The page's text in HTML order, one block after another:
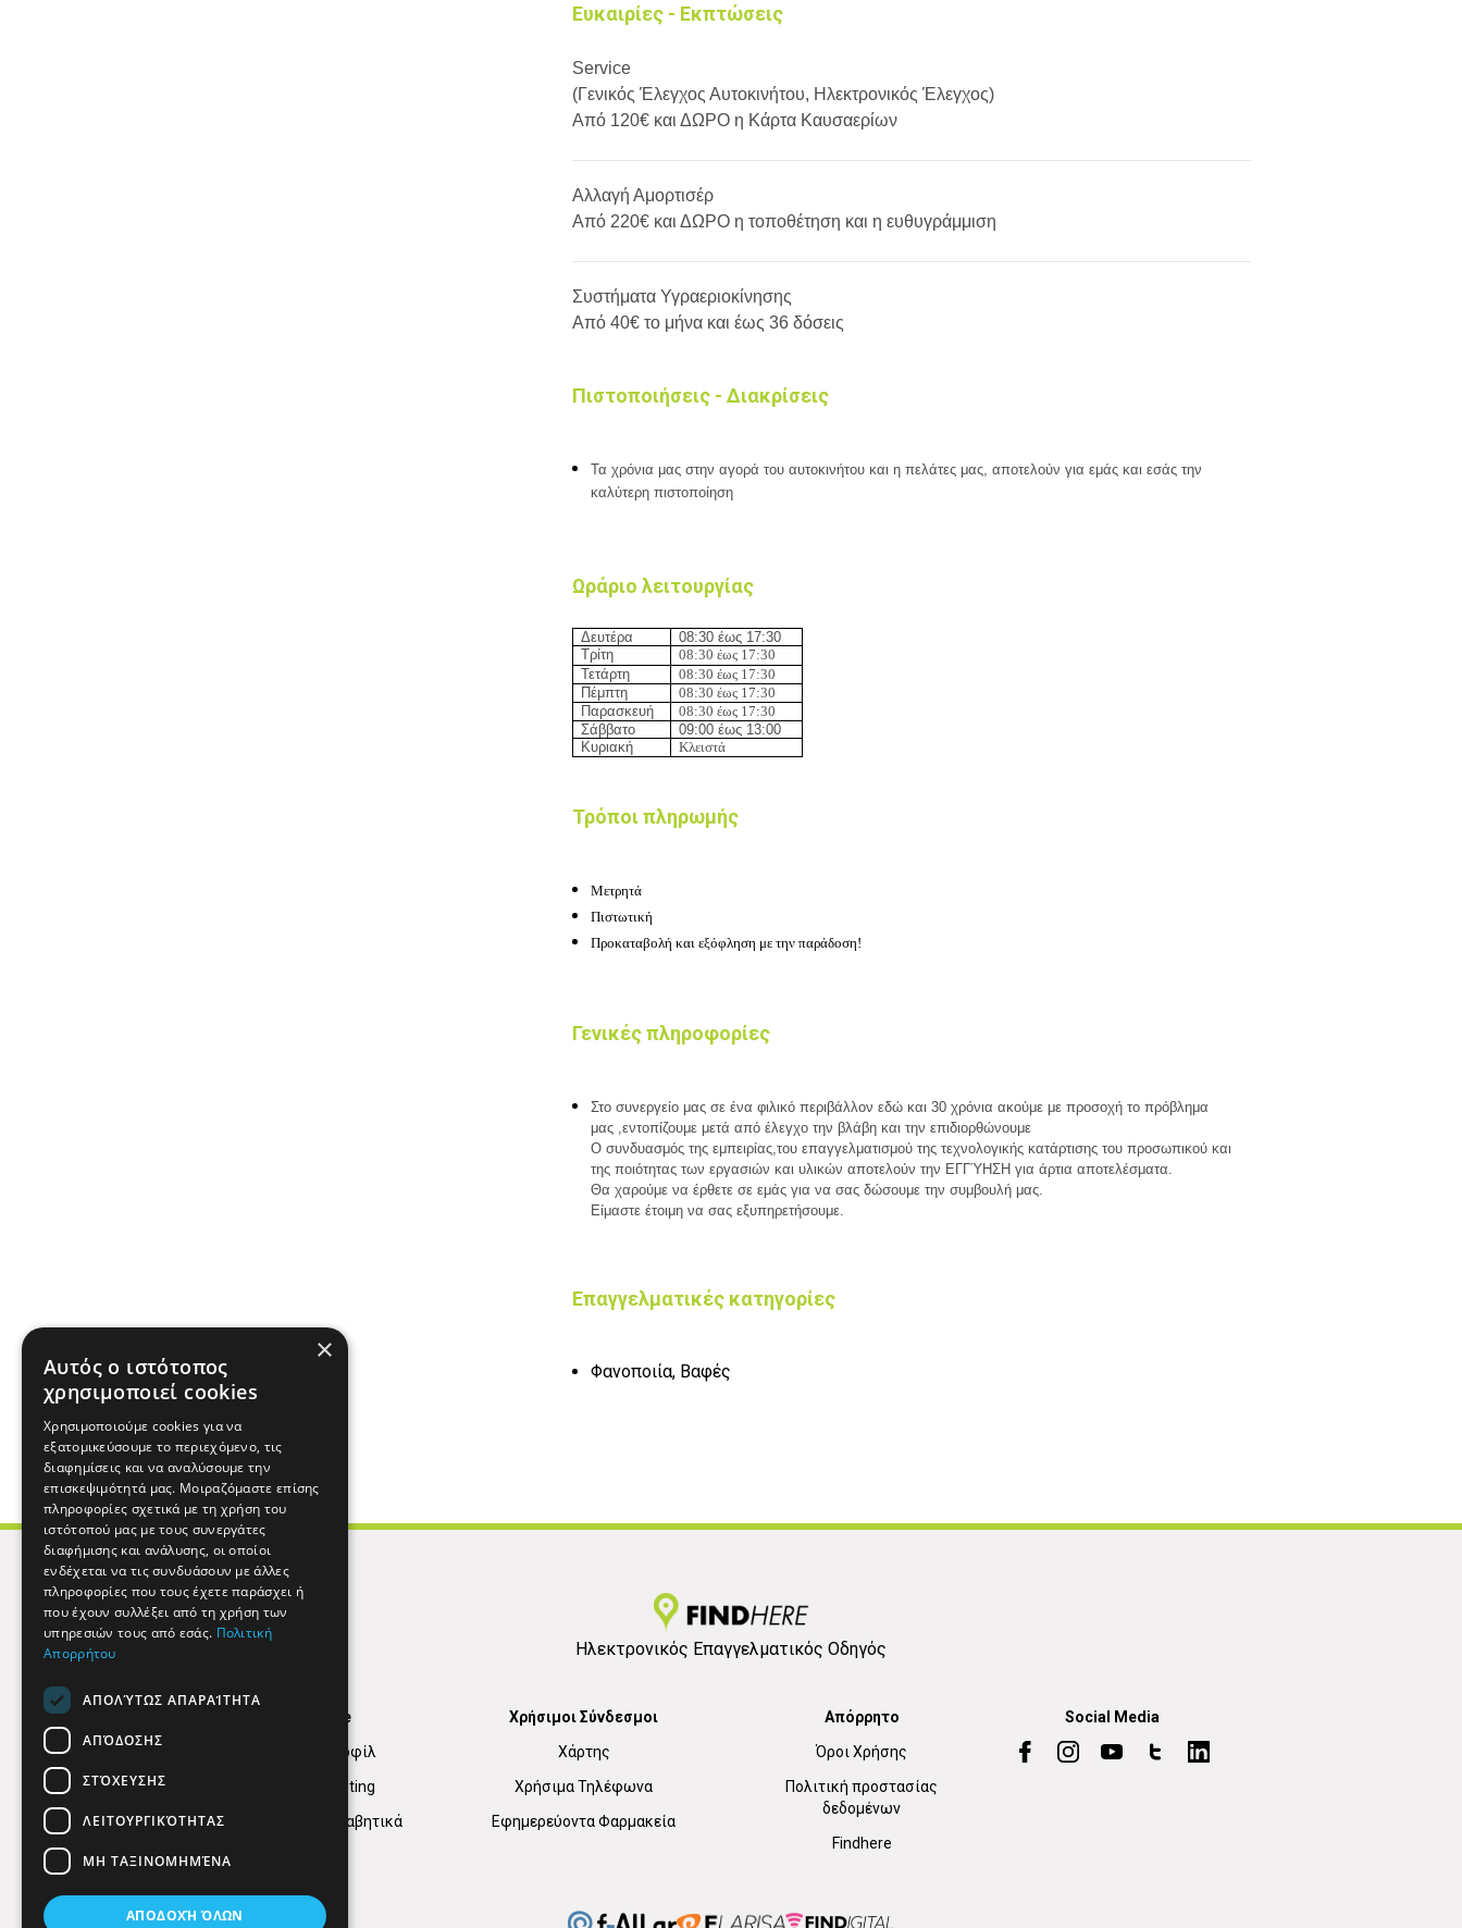
Ευκαιρίες - Εκπτώσεις
Service
(Γενικός Έλεγχος Αυτοκινήτου, Ηλεκτρονικός Έλεγχος)
Από 120€ και ΔΩΡΟ η Κάρτα Καυσαερίων
Αλλαγή Αμορτισέρ
Από 220€ και ΔΩΡΟ η τοποθέτηση και η ευθυγράμμιση
Συστήματα Υγραεριοκίνησης
Από 40€ το μήνα και έως 36 δόσεις
Πιστοποιήσεις - Διακρίσεις
Τα χρόνια μας στην αγορά του αυτοκινήτου και η πελάτες μας, αποτελούν για εμάς και εσάς την
καλύτερη πιστοποίηση
Ωράριο λειτουργίας
Δευτέρα 08:30 έως 17:30
Τρίτη
08:30 έως 17:30
Τετάρτη
08:30 έως 17:30
Πέμπτη
08:30 έως 17:30
Παρασκευή
08:30 έως 17:30
Σάββατο
09:00 έως 13:00
Κυριακή
Κλειστά
Τρόποι πληρωμής
Μετρητά
Πιστωτική
Προκαταβολή και εξόφληση με την παράδοση!
Γενικές πληροφορίες
Στο συνεργείο μας σε ένα φιλικό περιβάλλον εδώ και 30 χρόνια ακούμε με προσοχή το πρόβλημα
μας ,εντοπίζουμε μετά από έλεγχο την βλάβη και την επιδιορθώνουμε
Ο συνδυασμός της εμπειρίας,του επαγγελματισμού της τεχνολογικής κατάρτισης του προσωπικού και
της ποιότητας των εργασιών και υλικών αποτελούν την ΕΓΓΎΗΣΗ για άρτια αποτελέσματα.
Θα χαρούμε να έρθετε σε εμάς για να σας δώσουμε την συμβουλή μας.
Είμαστε έτοιμη να σας εξυπηρετήσουμε.
Επαγγελματικές κατηγορίες
Φανοποιία, Βαφές
Ηλεκτρονικός Επαγγελματικός Οδηγός
Find Here
Εταιρικό Προφίλ
Digital marketing
Κατηγορίες Αλφαβητικά
Χρήσιμοι Σύνδεσμοι
Χάρτης
Χρήσιμα Τηλέφωνα
Εφημερεύοντα Φαρμακεία
Απόρρητο
Όροι Χρήσης
Πολιτική προστασίας
δεδομένων
Findhere
Social Media
×
Αυτός ο ιστότοπος
χρησιμοποιεί cookies
Χρησιμοποιούμε cookies για να
εξατομικεύσουμε το περιεχόμενο, τις
διαφημίσεις και να αναλύσουμε την
επισκεψιμότητά μας. Μοιραζόμαστε επίσης
πληροφορίες σχετικά με τη χρήση του
ιστότοπού μας με τους συνεργάτες
διαφήμισης και ανάλυσης, οι οποίοι
ενδέχεται να τις συνδυάσουν με άλλες
πληροφορίες που τους έχετε παράσχει ή
που έχουν συλλέξει από τη χρήση των
υπηρεσιών τους από εσάς. Πολιτική
Απορρήτου
ΑΠΟΛΎΤΩΣ ΑΠΑΡΑΊΤΗΤΑ
ΑΠΌΔΟΣΗΣ
ΣΤΌΧΕΥΣΗΣ
ΛΕΙΤΟΥΡΓΙΚΌΤΗΤΑΣ
ΜΗ ΤΑΞΙΝΟΜΗΜΈΝΑ
ΑΠΟΔΟΧΉ ΌΛΩΝ